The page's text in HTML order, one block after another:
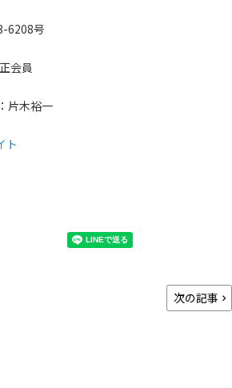
6208号
会員
片木裕一
ト
次の記事